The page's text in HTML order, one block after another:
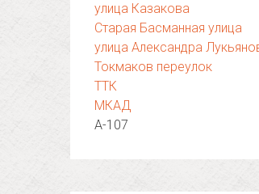
улица Казакова
Старая Басманная улица
улица Александра
Токмаков переулок
ТТК
МКАД
А-107